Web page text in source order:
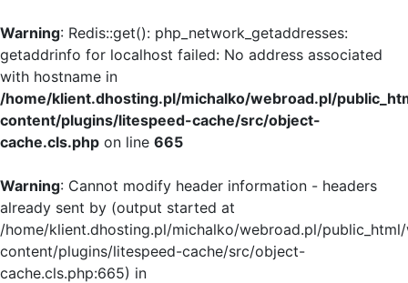
Warning: Redis::get(): php_network_getaddresses:
getaddrinfo for localhost failed: No address associated
with hostname in
/home/klient.dhosting.pl/michalko/webroad.pl/
content/plugins/litespeed-cache/src/object-
cache.cls.php on line 665
Warning: Cannot modify header information - headers
already sent by (output started at
/home/klient.dhosting.pl/michalko/webroad.pl/
content/plugins/litespeed-cache/src/object-
cache.cls.php:665) in